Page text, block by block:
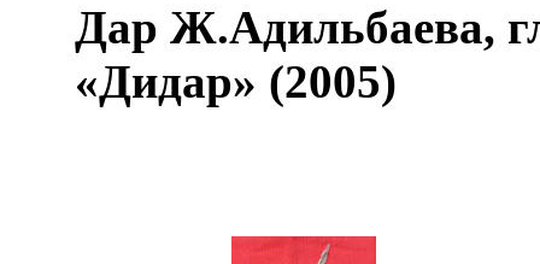
Дар Ж.Адильбаева,
«Дидар» (2005)